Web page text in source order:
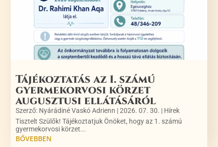
Tájékoztatás az 1. számú
gyermekorvosi körzet
augusztusi ellátásáról
Szerző: Nyárádiné Vaskó Adrienn |2026. 07. 30. | Hírek
Tisztelt Szülők! Tájékoztatjuk Önöket, hogy az 1. számú
gyermekorvosi körzet...
BŐVEBBEN